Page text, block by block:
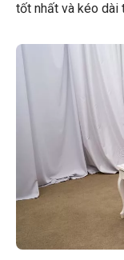
tốt nhất và kéo dài